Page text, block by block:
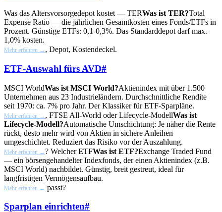
Was das Altersvorsorgedepot kostet — TERWas ist TER?Total
Expense Ratio — die jährlichen Gesamtkosten eines Fonds/ETFs in
Prozent. Günstige ETFs: 0,1-0,3%. Das Standarddepot darf max.
1,0% kosten.
Mehr erfahren → , Depot, Kostendeckel.
ETF-Auswahl fürs AVD#
MSCI WorldWas ist MSCI World?Aktienindex mit über 1.500
Unternehmen aus 23 Industrieländern. Durchschnittliche Rendite
seit 1970: ca. 7% pro Jahr. Der Klassiker für ETF-Sparpläne.
Mehr erfahren → , FTSE All-World oderLifecycle-ModellWas ist
Lifecycle-Modell?Automatische Umschichtung: Je näher die Rente
rückt, desto mehr wird von Aktien in sichere Anleihen
umgeschichtet. Reduziert das Risiko vor der Auszahlung.
Mehr erfahren →? WelcherETFWas ist ETF?Exchange Traded Fund
— ein börsengehandelter Indexfonds, der einen Aktienindex (z.B.
MSCI World) nachbildet. Günstig, breit gestreut, ideal für
langfristigen Vermögensaufbau.
Mehr erfahren → passt?
Sparplan einrichten#